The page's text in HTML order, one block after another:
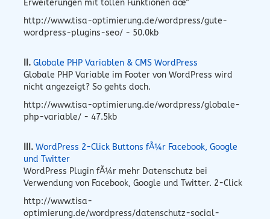
Erweiterungen mit tollen Funktionen âœ“
http://www.tisa-optimierung.de/wordpress/gute-
wordpress-plugins-seo/ - 50.0kb
II. Globale PHP Variablen & CMS WordPress
Globale PHP Variable im Footer von WordPress wird
nicht angezeigt? So gehts doch.
http://www.tisa-optimierung.de/wordpress/globale-
php-variable/ - 47.5kb
III. WordPress 2-Click Buttons fÃ¼r Facebook, Google
und Twitter
WordPress Plugin fÃ¼r mehr Datenschutz bei
Verwendung von Facebook, Google und Twitter. 2-Click
http://www.tisa-
optimierung.de/wordpress/datenschutz-social-